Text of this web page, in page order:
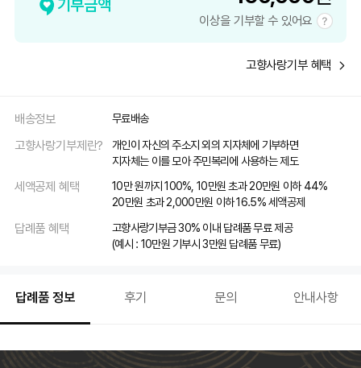
기부금액
이상을 기부할 수 있어요
고향사랑기부 혜택
배송정보 무료배송
고향사랑기부제란?
개인이 자신의 주소지 외의 지자체에 기부하면
지자체는 이를 모아 주민복리에 사용하는 제도
세액공제 혜택
10만 원까지 100%, 10만원 초과 20만원 이하 44%
20만원 초과 2,000만원 이하 16.5% 세액공제
답례품 혜택
고향사랑기부금 30% 이내 답례품 무료 제공
(예시 : 10만원 기부시 3만원 답례품 무료)
답례품 정보 후기 문의 안내사항